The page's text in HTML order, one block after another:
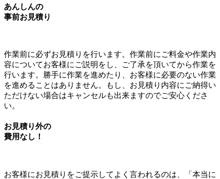
あんしんの
事前お見積り
作業前に必ずお見積りを行います。作業前にご料金や作業内
容についてお客様にご説明をし、ご了承を頂いてから作業を
行います。 勝手に作業を進めたり、お客様に必要のない作業
を進めることはありません。
もし、お見積り内容にご納得い
ただけない場合はキャンセルも出来ますのでご安心くださ
い。
お見積り外の
費用なし！
お客様にお見積りをご提示してよく言われるのは、「本当に